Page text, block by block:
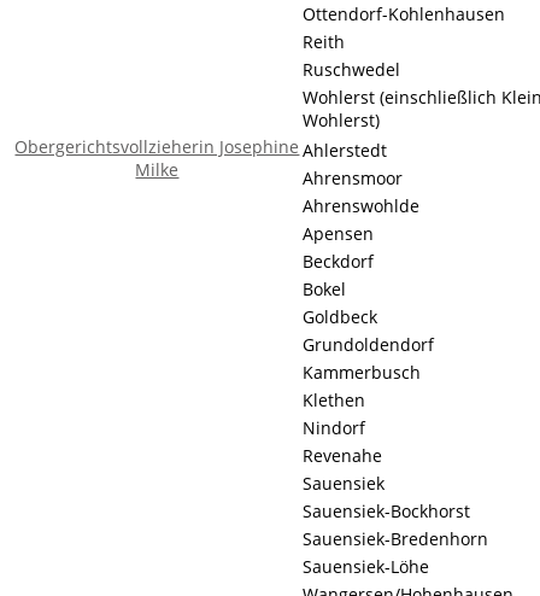
Ottendorf-Kohlenhausen
Reith
Ruschwedel
Wohlerst (einschließlich
Wohlerst)
Obergerichtsvollzieherin Josephine
Milke
Ahlerstedt
Ahrensmoor
Ahrenswohlde
Apensen
Beckdorf
Bokel
Goldbeck
Grundoldendorf
Kammerbusch
Klethen
Nindorf
Revenahe
Sauensiek
Sauensiek-Bockhorst
Sauensiek-Bredenhorn
Sauensiek-Löhe